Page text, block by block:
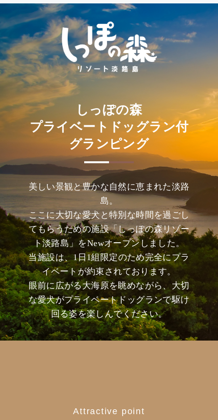
しっぽの森
プライベートドッグラン付
グランピング
美しい景観と豊かな自然に恵まれた淡路
島。
ここに大切な愛犬と特別な時間を過ごし
てもらうための施設「しっぽの森リゾー
ト淡路島」をNewオープンしました。
当施設は、1日1組限定のため完全にプラ
イベートが約束されております。
眼前に広がる大海原を眺めながら、大切
な愛犬がプライベートドッグランで駆け
回る姿を楽しんでください。
Attractive point